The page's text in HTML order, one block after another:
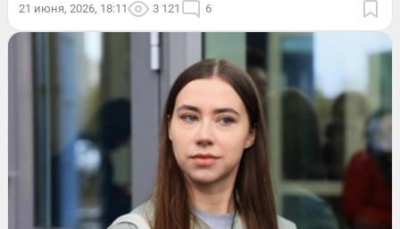
21 июня, 2026, 18:11 3 121 6